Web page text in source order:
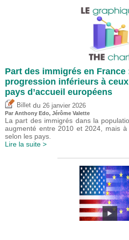
Part des immigrés en
progression inférieurs à
pays d’accueil européens
Billet du 26 janvier 2026
Par Anthony Edo, Jérôme Valette
La part des immigrés dans la
augmenté entre 2010 et 2024, mais
selon les pays.
Lire la suite >